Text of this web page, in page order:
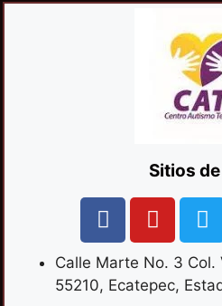
Sitios
Calle Marte No. 3 Col.
55210, Ecatepec,